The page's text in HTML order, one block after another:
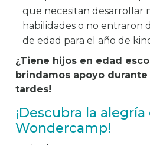
que necesitan desarrollar
habilidades o no entraron
de edad para el año de
¿Tiene hijos en edad
brindamos apoyo durante
tardes!
¡Descubra la
Wondercamp!